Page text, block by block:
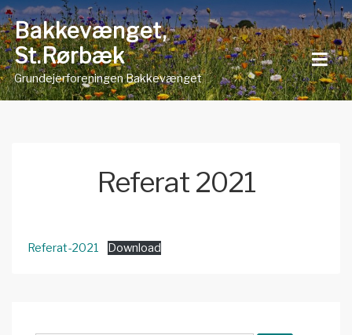
Skip
to
content
Bakkevænget,
St.Rørbæk
Grundejerforeningen Bakkevænget
Referat 2021
Referat-2021 Download